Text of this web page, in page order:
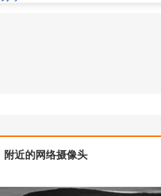
附近的网络摄像头